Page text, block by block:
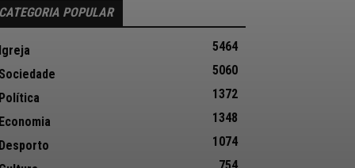
CATEGORIA POPULAR
Igreja
5464
Sociedade
5060
Política
1372
Economia
1348
Desporto
1074